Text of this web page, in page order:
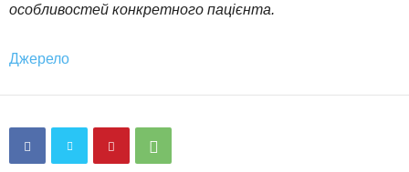
особливостей конкретного пацієнта.
Джерело